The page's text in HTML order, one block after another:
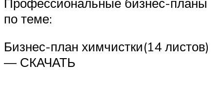
по теме:
Бизнес-план химчистки(14 листов)
— СКАЧАТЬ